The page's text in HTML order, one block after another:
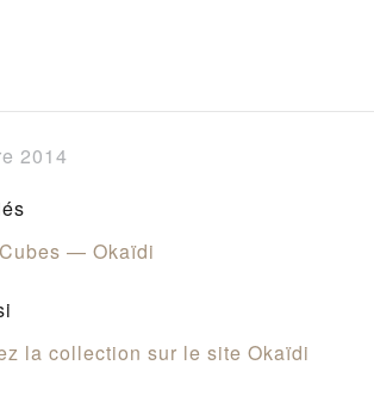
2014
— Okaïdi
la collection sur le site Okaïdi